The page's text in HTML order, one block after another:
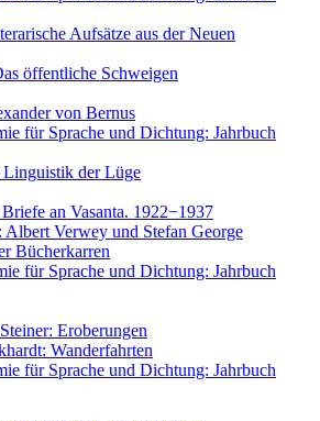
Aufsätze aus der Neuen
öffentliche Schweigen
von Bernus
für Sprache und Dichtung: Jahrbuch
der Lüge
an Vasanta. 1922−1937
Verwey und Stefan George
Bücherkarren
für Sprache und Dichtung: Jahrbuch
Eroberungen
Wanderfahrten
für Sprache und Dichtung: Jahrbuch